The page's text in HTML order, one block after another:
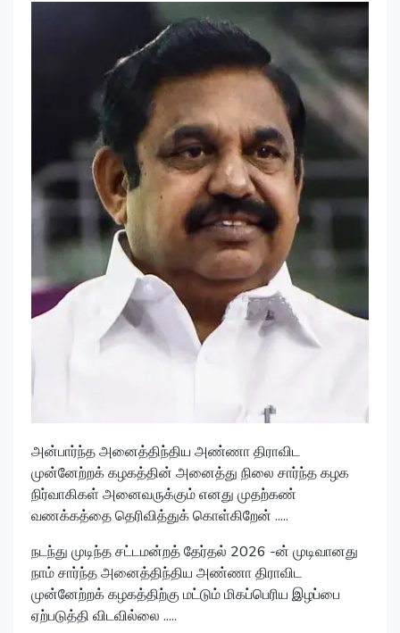
அன்பார்ந்த அனைத்திந்திய அண்ணா திராவிட
முன்னேற்றக் கழகத்தின் அனைத்து நிலை சார்ந்த கழக
நிர்வாகிகள் அனைவருக்கும் எனது முதற்கண்
வணக்கத்தை தெரிவித்துக் கொள்கிறேன் .....
நடந்து முடிந்த சட்டமன்றத் தேர்தல் 2026 -ன் முடிவானது
நாம் சார்ந்த அனைத்திந்திய அண்ணா திராவிட
முன்னேற்றக் கழகத்திற்கு மட்டும் மிகப்பெரிய இழப்பை
ஏற்படுத்தி விடவில்லை .....